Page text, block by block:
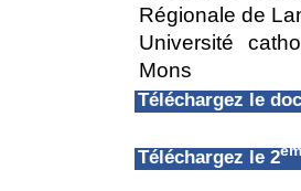
Régionale de
Université
Mons
Téléchargez le
Téléchargez le 2